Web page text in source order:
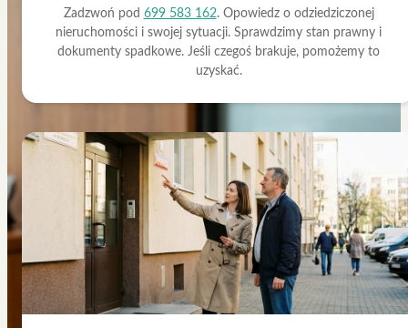
Zadzwoń pod 699 583 162. Opowiedz o odziedziczonej
nieruchomości i swojej sytuacji. Sprawdzimy stan prawny i
dokumenty spadkowe. Jeśli czegoś brakuje, pomożemy to
uzyskać.